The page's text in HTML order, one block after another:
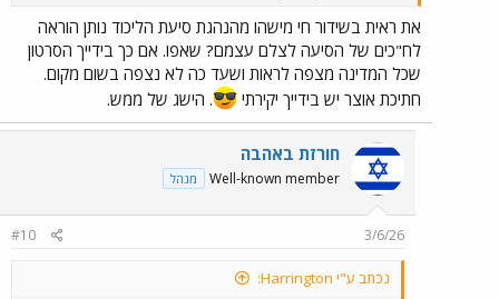
את ראית בשידור חי מישהו מהנהגת סיעת הליכוד נותן הוראה
לח"כים של הסיעה לצלם עצמם? שאפו. אם כך בידייך הסרטון
שכל המדינה מצפה לראות ושעד כה לא נצפה בשום מקום.
חתיכת אוצר יש בידייך יקירתי
. הישג של ממש.
חורזת באהבה
Well-known member מנהל
3/6/26
#10
נכתב ע"י Harrington: